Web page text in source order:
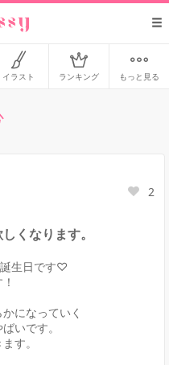
イラスト ランキング もっと見る
2
くなります。
生日です♡
になっていく
いです。
す。